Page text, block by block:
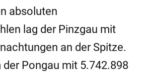
absoluten
lag der Pinzgau mit
an der Spitze.
Pongau mit 5.742.898